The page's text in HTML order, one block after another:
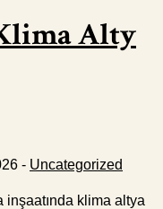
Alty
- Uncategorized
inşaatında klima altya